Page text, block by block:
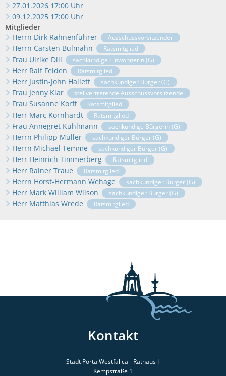
27.01.2026 17:00 Uhr
09.12.2025 17:00 Uhr
Mitglieder
Herrn Dirk Rahnenführer
Ausschussvorsitzender
Herrn Carsten Bulmahn Ratsmitglied
Frau Ulrike Dill sachkundige Einwohnerin (G)
Herr Ralf Felden Ratsmitglied
Herr Justin-John Hallett sachkundiger Bürger (G)
Frau Jenny Klar stellvertretende Ausschussvorsitzende
Frau Susanne Korff Ratsmitglied
Herr Marc Kornhardt Ratsmitglied
Frau Annegret Kuhlmann sachkundige Bürgerin (G)
Herrn Philipp Müller sachkundiger Bürger (G)
Herrn Michael Temme sachkundiger Bürger (G)
Herr Heinrich Timmerberg Ratsmitglied
Herr Rainer Traue Ratsmitglied
Herrn Horst-Hermann Wehage sachkundiger Bürger (G)
Herr Mark William Wilson sachkundiger Bürger (G)
Herr Matthias Wrede Ratsmitglied
Kontakt
Stadt Porta Westfalica - Rathaus I
Kempstraße 1